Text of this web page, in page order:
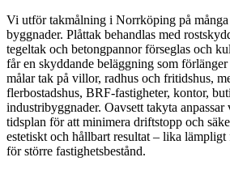
Vi utför takmålning i Norrköping på
byggnader. Plåttak behandlas med
tegeltak och betongpannor förseglas och
får en skyddande beläggning som
målar tak på villor, radhus och fritidshus,
flerbostadshus, BRF-fastigheter, kontor,
industribyggnader. Oavsett takyta
tidsplan för att minimera driftstopp och
estetiskt och hållbart resultat – lika
för större fastighetsbestånd.